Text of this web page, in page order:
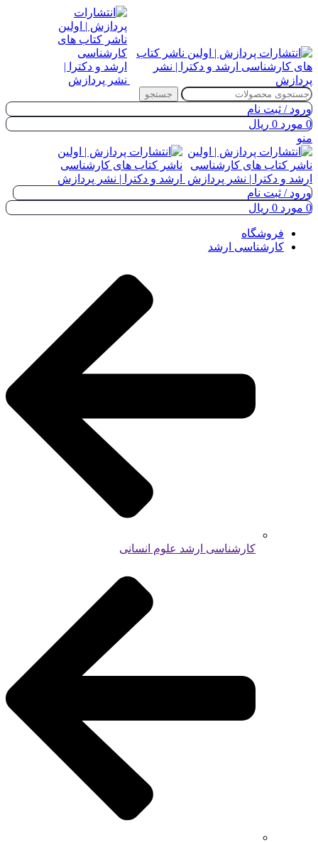
جستجو
ورود / ثبت نام
0 مورد 0 ریال
منو
ورود / ثبت نام
0 مورد 0 ریال
فروشگاه
کارشناسی ارشد
کارشناسی ارشد علوم انسانی